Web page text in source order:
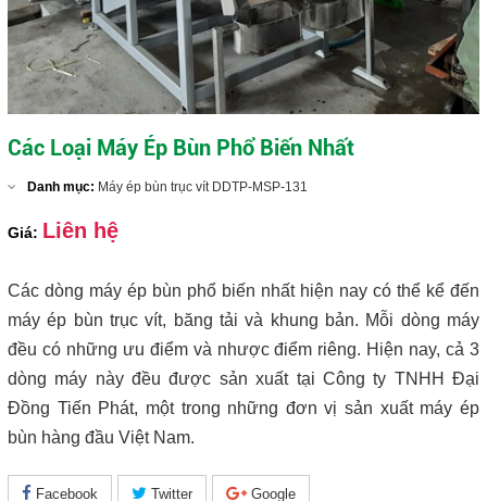
Các Loại Máy Ép Bùn Phổ Biến Nhất
Danh mục: Máy ép bùn trục vít DDTP-MSP-131
Giá: Liên hệ
Các dòng máy ép bùn phổ biến nhất hiện nay có thể kể đến
máy ép bùn trục vít, băng tải và khung bản. Mỗi dòng máy
đều có những ưu điểm và nhược điểm riêng. Hiện nay, cả 3
dòng máy này đều được sản xuất tại Công ty TNHH Đại
Đồng Tiến Phát, một trong những đơn vị sản xuất máy ép
bùn hàng đầu Việt Nam.
Facebook Twitter Google